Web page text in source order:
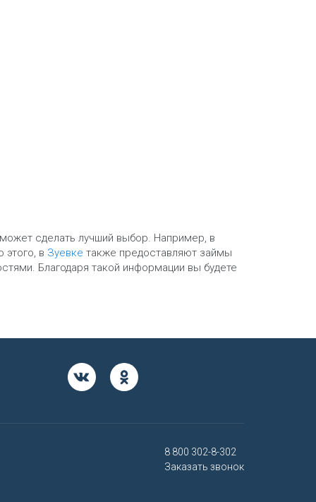
сделать лучший выбор. Например, в
в Зуевке также предоставляют займы
Благодаря такой информации вы будете
8 800 302-8-302
Заказать звонок